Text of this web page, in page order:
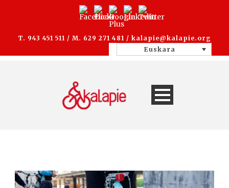
T. 943 451 511 / M. 629 271 481 / kalapie@kalapie.org
Euskara